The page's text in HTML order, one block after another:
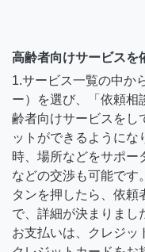
高齢者向けサービスを
1.サービス一覧の中か
ー）を選び、「依頼相
齢者向けサービスをし
ットができるようにな
時、場所などをサポー
などの交渉も可能です
タンを押したら、依頼
で、詳細が決まりまし
お支払いは、クレジッ